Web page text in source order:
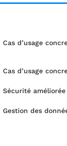
Cas d’usage
Cas d’usage
Sécurité améliorée
Gestion des